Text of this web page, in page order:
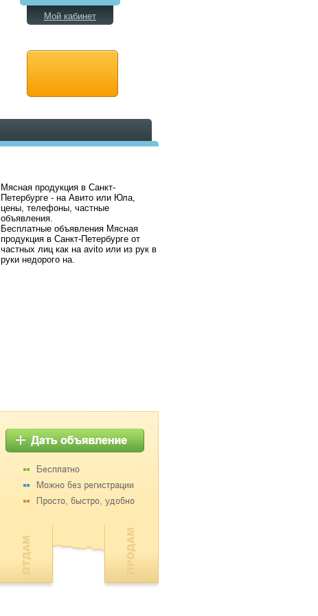
Мой кабинет
Мясная продукция в Санкт-
Петербурге - на Авито или Юла,
цены, телефоны, частные
объявления.
Бесплатные объявления Мясная
продукция в Санкт-Петербурге от
частных лиц как на avito или из рук в
руки недорого на.